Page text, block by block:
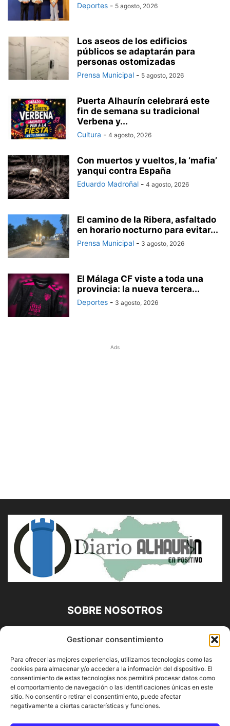
Gestionar consentimiento
Para ofrecer las mejores experiencias, utilizamos tecnologías como las
cookies para almacenar y/o acceder a la información del dispositivo. El
consentimiento de estas tecnologías nos permitirá procesar datos como
el comportamiento de navegación o las identificaciones únicas en este
sitio. No consentir o retirar el consentimiento, puede afectar
negativamente a ciertas características y funciones.
Deportes - 5 agosto, 2026
Los aseos de los edificios
públicos se adaptarán para
personas ostomizadas
Prensa Municipal - 5 agosto, 2026
Puerta Alhaurín celebrará este
fin de semana su tradicional
Verbena y...
Cultura - 4 agosto, 2026
Con muertos y vueltos, la ‘mafia’
yanqui contra España
Eduardo Madroñal - 4 agosto, 2026
El camino de la Ribera, asfaltado
en horario nocturno para evitar...
Prensa Municipal - 3 agosto, 2026
El Málaga CF viste a toda una
provincia: la nueva tercera...
Deportes - 3 agosto, 2026
Ads
SOBRE NOSOTROS
Diario Alhaurín (www.alhaurindelatorre.com) Propiedad de
Francisco E. López López | 639 95 71 95 | Noticias de
Alhaurín de la Torre, Málaga y Provincia|
Contáctanos:info@alhaurindelatorre.com
SÍGUENOS